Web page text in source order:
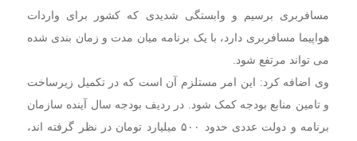
مسافربری برسیم و وابستگی شدیدی که کشور برای واردات
هواپیما مسافربری دارد، با یک برنامه میان مدت و زمان بندی شده
می تواند مرتفع شود.
وی اضافه کرد: این امر مستلزم آن است که در تکمیل زیرساخت
و تامین منابع بودجه کمک شود. در ردیف بودجه سال آینده سازمان
برنامه و دولت عددی حدود ۵۰۰ میلیارد تومان در نظر گرفته اند،